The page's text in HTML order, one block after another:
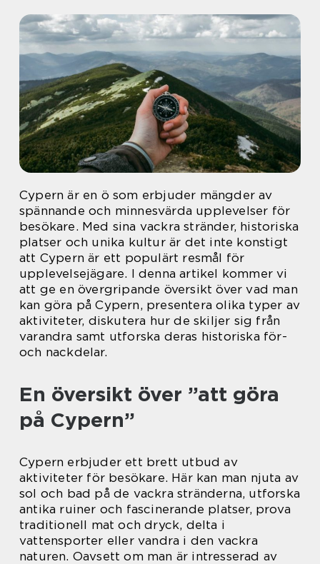
Cypern är en ö som erbjuder mängder av
spännande och minnesvärda upplevelser för
besökare. Med sina vackra stränder, historiska
platser och unika kultur är det inte konstigt
att Cypern är ett populärt resmål för
upplevelsejägare. I denna artikel kommer vi
att ge en övergripande översikt över vad man
kan göra på Cypern, presentera olika typer av
aktiviteter, diskutera hur de skiljer sig från
varandra samt utforska deras historiska för-
och nackdelar.
En översikt över ”att göra
på Cypern”
Cypern erbjuder ett brett utbud av
aktiviteter för besökare. Här kan man njuta av
sol och bad på de vackra stränderna, utforska
antika ruiner och fascinerande platser, prova
traditionell mat och dryck, delta i
vattensporter eller vandra i den vackra
naturen. Oavsett om man är intresserad av